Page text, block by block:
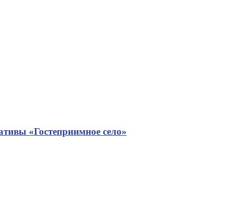
«Гостеприимное село»